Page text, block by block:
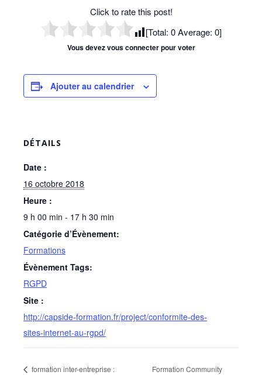
Click to rate this post!
[Total: 0Average: 0]
Vous devez vous connecter pour voter
Ajouter au calendrier
DÉTAILS
Date :
16 octobre 2018
Heure :
9 h 00 min - 17 h 30 min
Catégorie d’Évènement:
Formations
Évènement Tags:
RGPD
Site :
http://capside-formation.fr/project/conformite-des-
sites-internet-au-rgpd/
formation inter-entreprise :
Formation Community